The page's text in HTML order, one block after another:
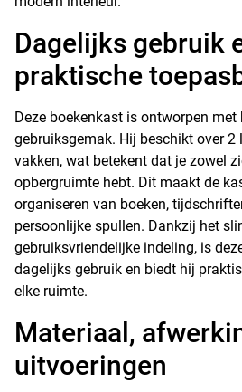
Dagelijks gebruik
praktische
Deze boekenkast is ontworpen met
gebruiksgemak. Hij beschikt over 2
vakken, wat betekent dat je zowel
opbergruimte hebt. Dit maakt de
organiseren van boeken,
persoonlijke spullen. Dankzij het
gebruiksvriendelijke indeling, is
dagelijks gebruik en biedt hij
elke ruimte.
Materiaal,
uitvoeringen